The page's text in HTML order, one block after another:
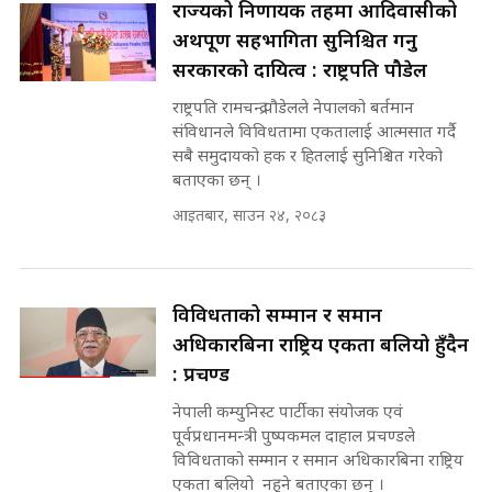
|| Court Grievances Directly to
the Supreme Court ||
SIDHAKURA
मोबिलिटीमा महिलाको पहुँच विस्तार गर्दै
इनड्राइभ || SIDHAKURA ||
Prachanda, Rabi, Gagan Stand
on the Same Page ||
SIDHAKURA ||
सहकारी पीडितसँग मन्त्री प्रतिभा रावलले
भनिन्–साथ दिनुहोस्, दबाब होइन ||
Sidhakura || Pratibha Rawal
पोप्पोको पासोः कमाउने लोभमा घरबार नै
उठिबास | The Dark Side of
INVESTIGATION
मन्त्री आउने बित्तिकै सुरु भएको थियो
घुसको डिल || Raj Kumar Gupta ||
घुसको डिल गर्ने मन्त्रीकाे राजिनामा,
भूमिसुधार मन्त्रीलाई जोगाइदै ! ||
SIDHAKURA ||
७८ लाख घुस खाने मन्त्री ! जोगाउने
राज्यको निर्णायक तहमा आदिवासीको
अर्थपूर्ण सहभागिता सुनिश्चित गर्नु
सरकारको दायित्व : राष्ट्रपति पौडेल
राष्ट्रपति रामचन्द्र पौडेलले नेपालको बर्तमान
संविधानले विविधतामा एकतालाई आत्मसात गर्दै
सबै समुदायको हक र हितलाई सुनिश्चित गरेको
बताएका छन् ।
आइतबार, साउन २४, २०८३
विविधताको सम्मान र समान
अधिकारबिना राष्ट्रिय एकता बलियो हुँदैन
: प्रचण्ड
नेपाली कम्युनिस्ट पार्टीका संयोजक एवं
पूर्वप्रधानमन्त्री पुष्पकमल दाहाल प्रचण्डले
विविधताको सम्मान र समान अधिकारबिना राष्ट्रिय
एकता बलियो नहुने बताएका छन् ।